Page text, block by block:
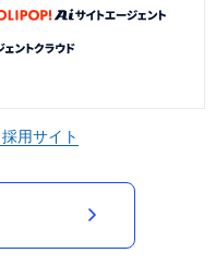
採用サイト